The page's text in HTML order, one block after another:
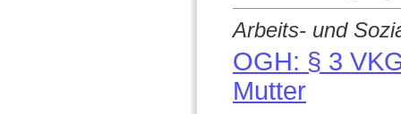
Arbeits- und
OGH: § 3
Mutter